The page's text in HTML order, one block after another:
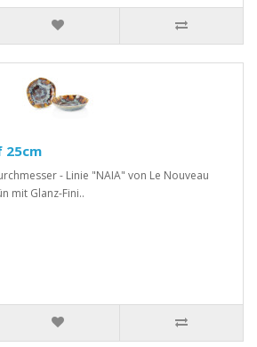
25cm
- Linie "NAIA" von Le Nouveau
mit Glanz-Fini..